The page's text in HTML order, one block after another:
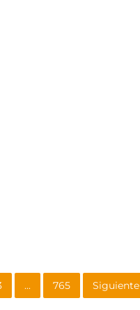
... 765 Siguiente